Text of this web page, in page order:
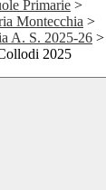
Primarie >
Montecchia >
A. S. 2025-26 >
2025